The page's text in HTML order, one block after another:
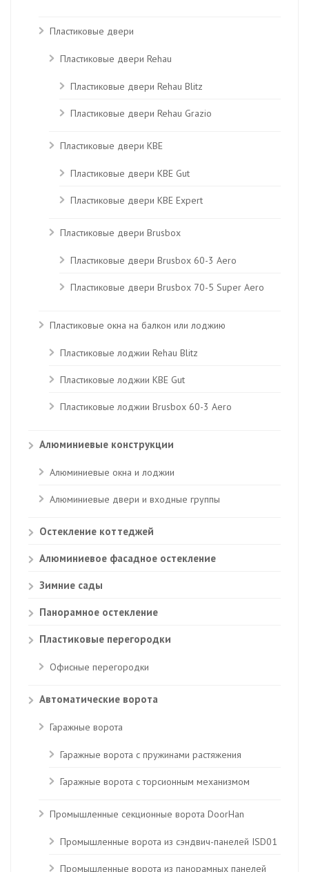
Пластиковые двери
Пластиковые двери Rehau
Пластиковые двери Rehau Blitz
Пластиковые двери Rehau Grazio
Пластиковые двери KBE
Пластиковые двери КВЕ Gut
Пластиковые двери КВЕ Expert
Пластиковые двери Brusbox
Пластиковые двери Brusbox 60-3 Aero
Пластиковые двери Brusbox 70-5 Super Aero
Пластиковые окна на балкон или лоджию
Пластиковые лоджии Rehau Blitz
Пластиковые лоджии КВЕ Gut
Пластиковые лоджии Brusbox 60-3 Aero
Алюминиевые конструкции
Алюминиевые окна и лоджии
Алюминиевые двери и входные группы
Остекление коттеджей
Алюминиевое фасадное остекление
Зимние сады
Панорамное остекление
Пластиковые перегородки
Офисные перегородки
Автоматические ворота
Гаражные ворота
Гаражные ворота с пружинами растяжения
Гаражные ворота с торсионным механизмом
Промышленные секционные ворота DoorHan
Промышленные ворота из сэндвич-панелей ISD01
Промышленные ворота из панорамных панелей